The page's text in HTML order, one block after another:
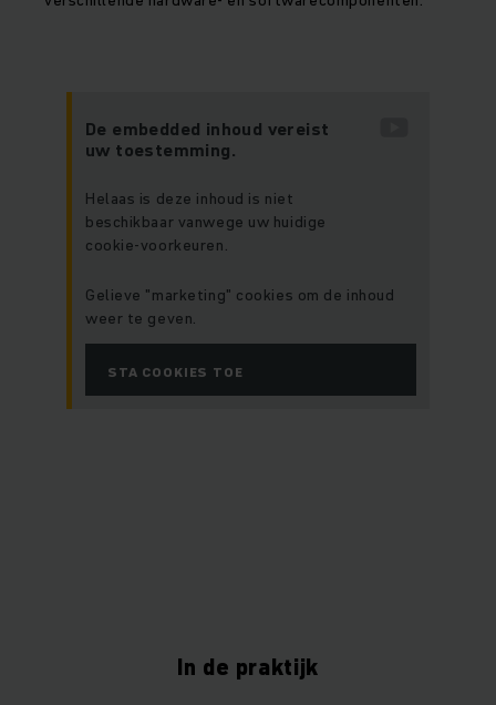
De embedded inhoud vereist
uw toestemming.
Helaas is deze inhoud is niet
beschikbaar vanwege uw huidige
cookie-voorkeuren.
Gelieve "marketing" cookies om de inhoud
weer te geven.
STA COOKIES TOE
In de praktijk